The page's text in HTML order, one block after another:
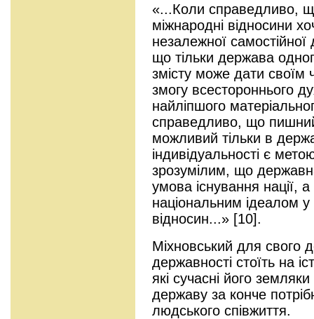
«...Коли справедливо,
міжнародні відносини
незалежної
що тільки держава
змісту може дати
змогу всестороннього
найліпшого
справедливо, що пишний
можливий тільки в
індивідуальності є
зрозумілим, що
умова існування нації,
національним ідеалом
відносин...» [10].
Міхновський для свого
державності стоїть на
які сучасні його
державу за конче
людського співжиття.